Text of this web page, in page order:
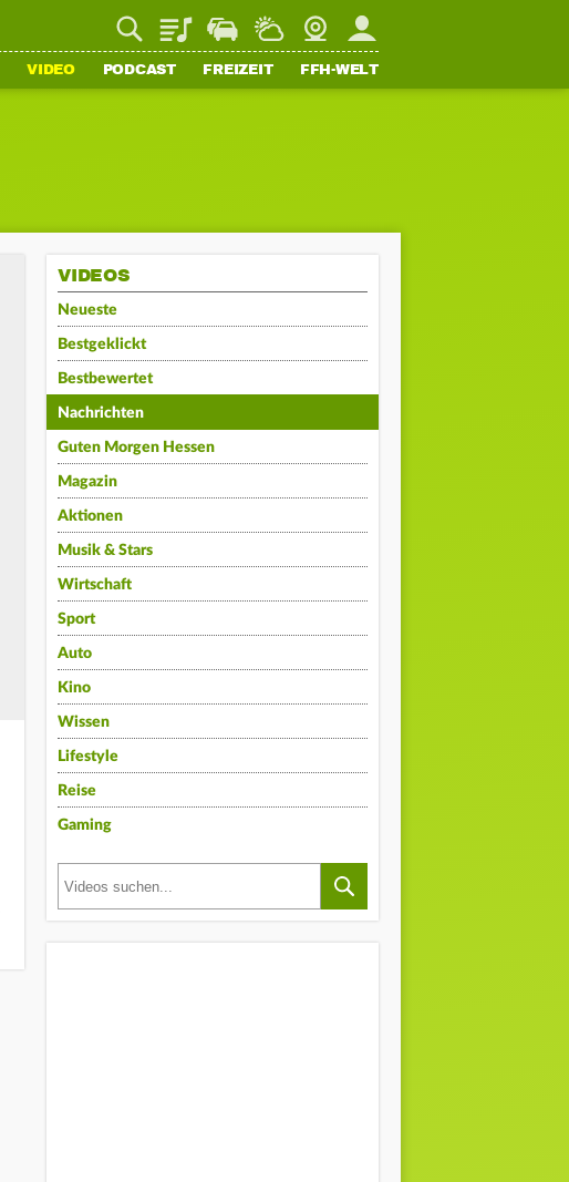
PlaylistStaupilotWetterWebcamMein FFH
VIDEO PODCAST FREIZEIT FFH-WELT
VIDEOS
Neueste
Bestgeklickt
Bestbewertet
Nachrichten
Guten Morgen Hessen
Magazin
Aktionen
Musik & Stars
Wirtschaft
Sport
Auto
Kino
Wissen
Lifestyle
Reise
Gaming